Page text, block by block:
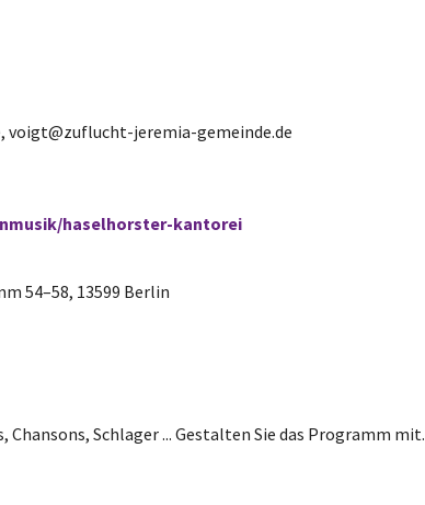
voigt@zuflucht-jeremia-gemeinde.de
haselhorster-kantorei
54–58, 13599 Berlin
Schlager ... Gestalten Sie das Programm mit.